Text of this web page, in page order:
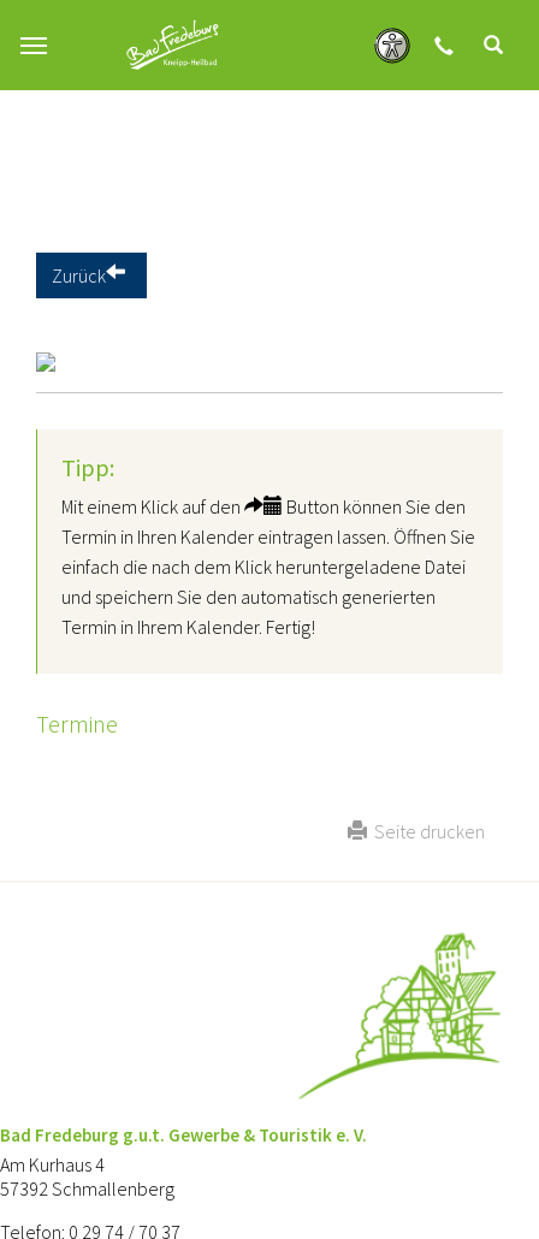
Zurück
Tipp:
Mit einem Klick auf den
Button können Sie den
Termin in Ihren Kalender eintragen lassen. Öffnen Sie
einfach die nach dem Klick heruntergeladene Datei
und speichern Sie den automatisch generierten
Termin in Ihrem Kalender. Fertig!
Termine
Seite drucken
Bad Fredeburg g.u.t. Gewerbe & Touristik e. V.
Am Kurhaus 4
57392 Schmallenberg
Telefon: 0 29 74 / 70 37